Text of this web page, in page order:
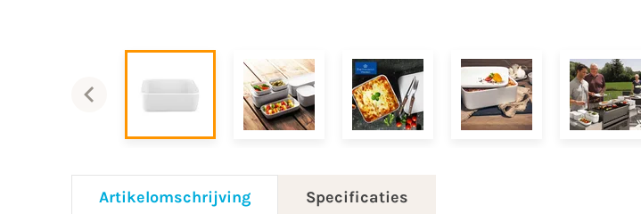
Artikelomschrijving Specificaties